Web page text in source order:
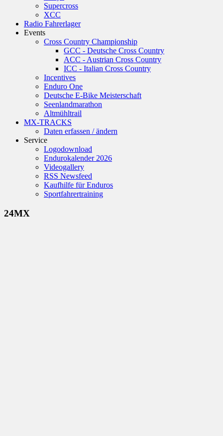
Supercross
XCC
Radio Fahrerlager
Events
Cross Country Championship
GCC - Deutsche Cross Country
ACC - Austrian Cross Country
ICC - Italian Cross Country
Incentives
Enduro One
Deutsche E-Bike Meisterschaft
Seenlandmarathon
Altmühltrail
MX-TRACKS
Daten erfassen / ändern
Service
Logodownload
Endurokalender 2026
Videogallery
RSS Newsfeed
Kaufhilfe für Enduros
Sportfahrertraining
24MX